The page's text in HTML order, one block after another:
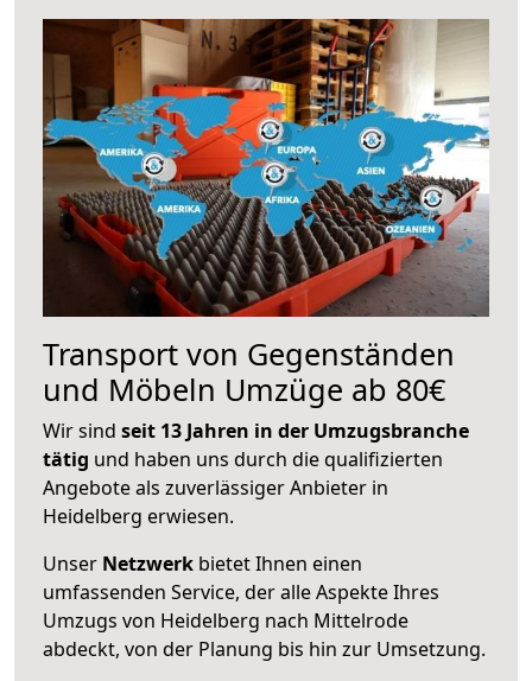
Transport von Gegenständen
und Möbeln Umzüge ab 80€
Wir sind seit 13 Jahren in der Umzugsbranche
tätig und haben uns durch die qualifizierten
Angebote als zuverlässiger Anbieter in
Heidelberg erwiesen.
Unser Netzwerk bietet Ihnen einen
umfassenden Service, der alle Aspekte Ihres
Umzugs von Heidelberg nach Mittelrode
abdeckt, von der Planung bis hin zur Umsetzung.